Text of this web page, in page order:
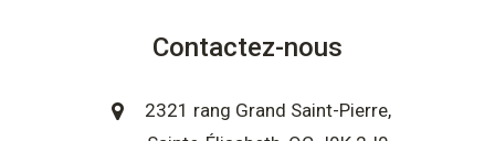
Contactez-nous
2321 rang Grand Saint-Pierre,